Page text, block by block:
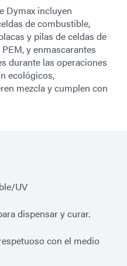
Dymax incluyen
de combustible,
y pilas de celdas de
y enmascarantes
durante las operaciones
ecológicos,
mezcla y cumplen con
UV
dispensar y curar.
con el medio